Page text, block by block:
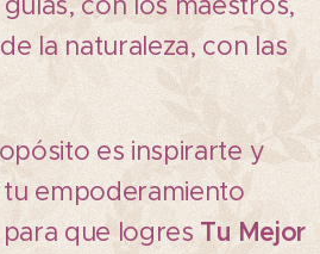
la naturaleza, con las
es inspirarte y
empoderamiento
que logresTu Mejor